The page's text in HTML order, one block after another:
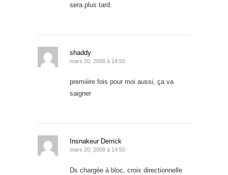
sera plus tard.
shaddy
mars 20, 2008 à 14:50
première fois pour moi aussi, ça va
saigner
Insnakeur Derrick
mars 20, 2008 à 14:55
Ds chargée à bloc, croix directionnelle